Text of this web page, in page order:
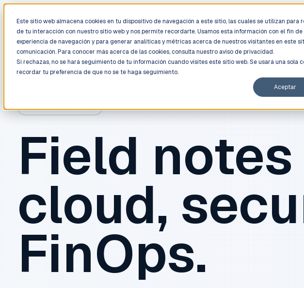
Este sitio web almacena cookies en tu dispositivo de navegación a este sitio, las cuales se utilizan para
de tu interacción con nuestro sitio web y nos permite recordarte. Usamos esta información con el fin
experiencia de navegación y para generar analíticas y métricas acerca de nuestros visitantes en este
comunicación. Para conocer más acerca de las cookies, consulta nuestro aviso de privacidad.
Si rechazas, no se hará seguimiento de tu información cuando visites este sitio web. Se usará una sola
recordar tu preferencia de que no se te haga seguimiento.
Aceptar
Process Services
BLOG / FIELD NOTES
Field
cloud,
FinOps.